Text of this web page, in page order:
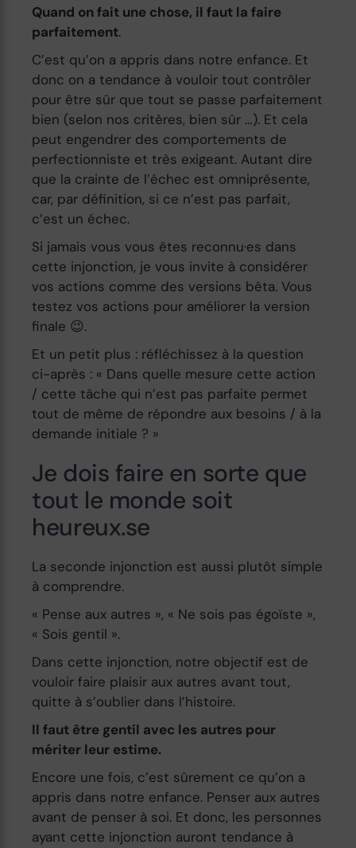
Quand on fait une chose, il faut la faire
parfaitement.
C’est qu’on a appris dans notre enfance. Et
donc on a tendance à vouloir tout contrôler
pour être sûr que tout se passe parfaitement
bien (selon nos critères, bien sûr …). Et cela
peut engendrer des comportements de
perfectionniste et très exigeant. Autant dire
que la crainte de l’échec est omniprésente,
car, par définition, si ce n’est pas parfait,
c’est un échec.
Si jamais vous vous êtes reconnu·es dans
cette injonction, je vous invite à considérer
vos actions comme des versions bêta. Vous
testez vos actions pour améliorer la version
finale 😉.
Et un petit plus : réfléchissez à la question
ci-après : « Dans quelle mesure cette action
/ cette tâche qui n’est pas parfaite permet
tout de même de répondre aux besoins / à la
demande initiale ? »
Je dois faire en sorte que
tout le monde soit
heureux.se
La seconde injonction est aussi plutôt simple
à comprendre.
« Pense aux autres », « Ne sois pas égoïste »,
« Sois gentil ».
Dans cette injonction, notre objectif est de
vouloir faire plaisir aux autres avant tout,
quitte à s’oublier dans l’histoire.
Il faut être gentil avec les autres pour
mériter leur estime.
Encore une fois, c’est sûrement ce qu’on a
appris dans notre enfance. Penser aux autres
avant de penser à soi. Et donc, les personnes
ayant cette injonction auront tendance à